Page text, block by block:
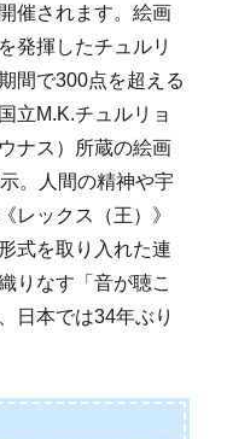
催されます。絵画
発揮したチュルリ
間で300点を超える
立M.K.チュルリョ
ナス）所蔵の絵画
。人間の精神や宇
レックス（王）》
式を取り入れた連
りなす「音が聴こ
日本では34年ぶり